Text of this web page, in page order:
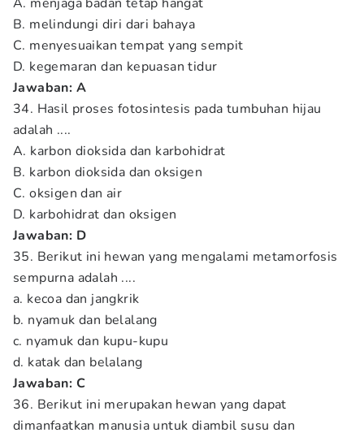
B. melindungi diri dari bahaya
C. menyesuaikan tempat yang sempit
D. kegemaran dan kepuasan tidur
Jawaban: A
34. Hasil proses fotosintesis pada tumbuhan hijau
adalah ....
A. karbon dioksida dan karbohidrat
B. karbon dioksida dan oksigen
C. oksigen dan air
D. karbohidrat dan oksigen
Jawaban: D
35. Berikut ini hewan yang mengalami metamorfosis
sempurna adalah ....
a. kecoa dan jangkrik
b. nyamuk dan belalang
c. nyamuk dan kupu-kupu
d. katak dan belalang
Jawaban: C
36. Berikut ini merupakan hewan yang dapat
dimanfaatkan manusia untuk diambil susu dan